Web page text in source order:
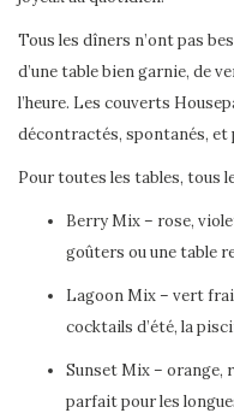
Tous les dîners n’ont pas
d’une table bien garnie, de
l’heure. Les couverts
décontractés, spontanés, et
Pour toutes les tables, tous
Berry Mix – rose,
goûters ou une table
Lagoon Mix – vert
cocktails d’été, la
Sunset Mix – orange,
parfait pour les